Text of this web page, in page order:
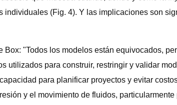
(Fig. 4). Y las implicaciones son
"Todos los modelos están equivocados,
para construir, restringir y validar
para planificar proyectos y evitar
y el movimiento de fluidos,